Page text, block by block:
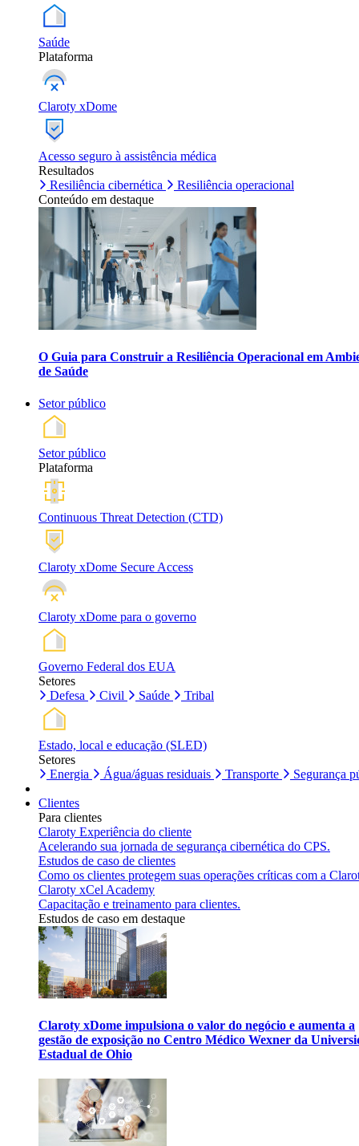
Saúde
Plataforma
Claroty xDome
Acesso seguro à assistência médica
Resultados
Resiliência cibernética
Resiliência operacional
Conteúdo em destaque
O Guia para Construir a Resiliência Operacional em
de Saúde
Setor público
Setor público
Plataforma
Continuous Threat Detection (CTD)
Claroty xDome Secure Access
Claroty xDome para o governo
Governo Federal dos EUA
Setores
Defesa
Civil Saúde Tribal
Estado, local e educação (SLED)
Setores
Energia
Água/águas residuais Transporte Segurança
Clientes
Para clientes
Claroty Experiência do cliente
Acelerando sua jornada de segurança cibernética do CPS.
Estudos de caso de clientes
Como os clientes protegem suas operações críticas com a
Claroty xCel Academy
Capacitação e treinamento para clientes.
Estudos de caso em destaque
Claroty xDome impulsiona o valor do negócio e aumenta a
gestão de exposição no Centro Médico Wexner da
Estadual de Ohio